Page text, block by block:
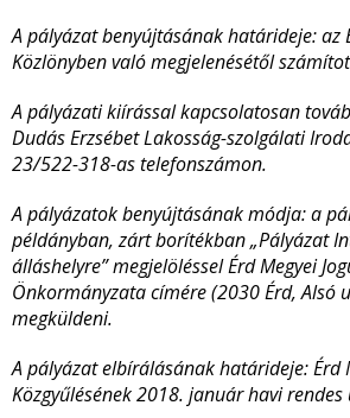
A pályázat benyújtásának határideje: az
Közlönyben való megjelenésétől
A pályázati kiírással kapcsolatosan
Dudás Erzsébet Lakosság-szolgálati
23/522-318-as telefonszámon.
A pályázatok benyújtásának módja:a
példányban, zárt borítékban „Pályázat
álláshelyre” megjelöléssel Érd Megyei
Önkormányzata címére (2030 Érd, Alsó
megküldeni.
A pályázat elbírálásának határideje: Érd
Közgyűlésének 2018. január havi rendes